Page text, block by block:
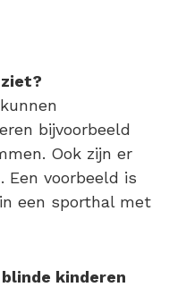
bijvoorbeeld
Ook zijn er
Een voorbeeld is
een sporthal met
kinderen